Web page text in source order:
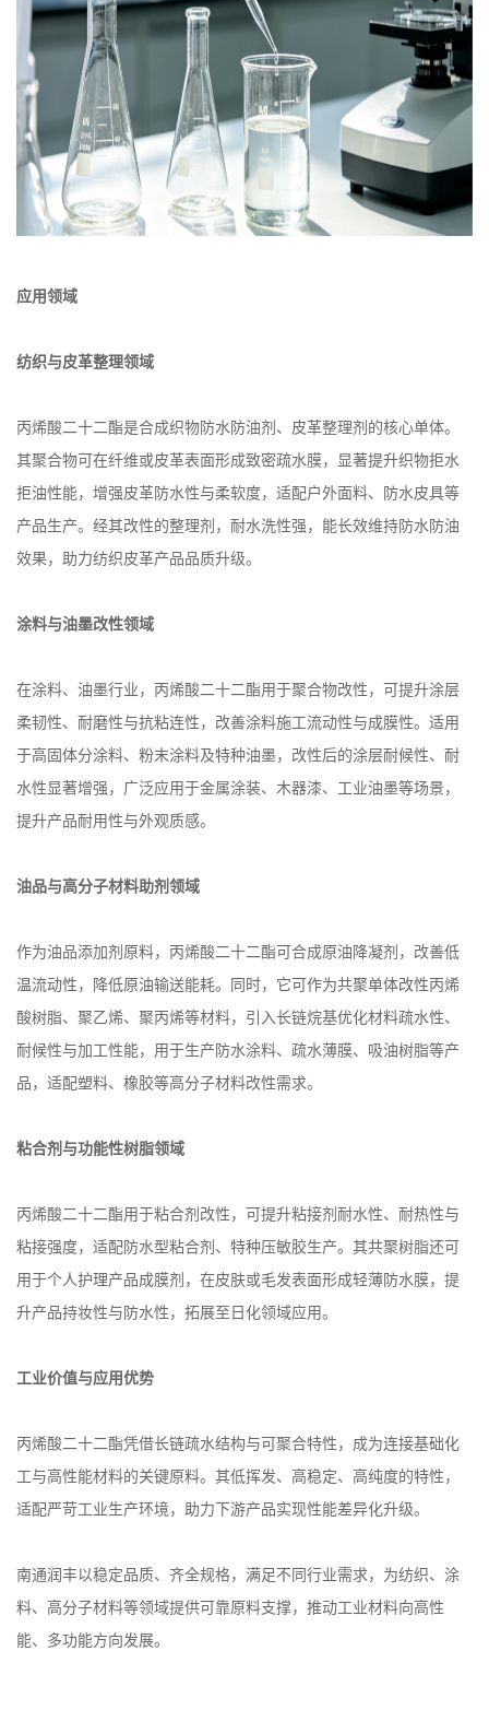
应用领域
纺织与皮革整理领域
丙烯酸二十二酯是合成织物防水防油剂、皮革整理剂的核心单体。
其聚合物可在纤维或皮革表面形成致密疏水膜，显著提升织物拒水
拒油性能，增强皮革防水性与柔软度，适配户外面料、防水皮具等
产品生产。经其改性的整理剂，耐水洗性强，能长效维持防水防油
效果，助力纺织皮革产品品质升级。
涂料与油墨改性领域
在涂料、油墨行业，丙烯酸二十二酯用于聚合物改性，可提升涂层
柔韧性、耐磨性与抗粘连性，改善涂料施工流动性与成膜性。适用
于高固体分涂料、粉末涂料及特种油墨，改性后的涂层耐候性、耐
水性显著增强，广泛应用于金属涂装、木器漆、工业油墨等场景，
提升产品耐用性与外观质感。
油品与高分子材料助剂领域
作为油品添加剂原料，丙烯酸二十二酯可合成原油降凝剂，改善低
温流动性，降低原油输送能耗。同时，它可作为共聚单体改性丙烯
酸树脂、聚乙烯、聚丙烯等材料，引入长链烷基优化材料疏水性、
耐候性与加工性能，用于生产防水涂料、疏水薄膜、吸油树脂等产
品，适配塑料、橡胶等高分子材料改性需求。
粘合剂与功能性树脂领域
丙烯酸二十二酯用于粘合剂改性，可提升粘接剂耐水性、耐热性与
粘接强度，适配防水型粘合剂、特种压敏胶生产。其共聚树脂还可
用于个人护理产品成膜剂，在皮肤或毛发表面形成轻薄防水膜，提
升产品持妆性与防水性，拓展至日化领域应用。
工业价值与应用优势
丙烯酸二十二酯凭借长链疏水结构与可聚合特性，成为连接基础化
工与高性能材料的关键原料。其低挥发、高稳定、高纯度的特性，
适配严苛工业生产环境，助力下游产品实现性能差异化升级。
南通润丰以稳定品质、齐全规格，满足不同行业需求，为纺织、涂
料、高分子材料等领域提供可靠原料支撑，推动工业材料向高性
能、多功能方向发展。